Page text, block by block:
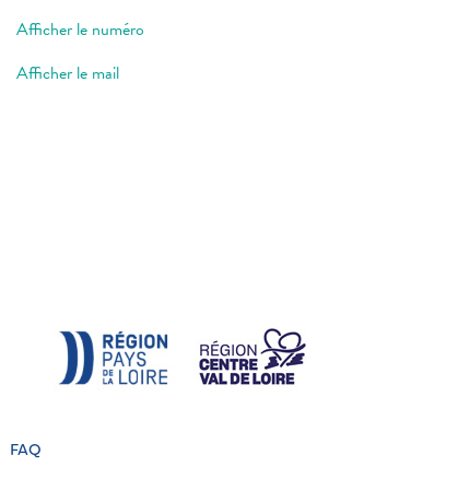
Afficher le numéro
Afficher le mail
FAQ